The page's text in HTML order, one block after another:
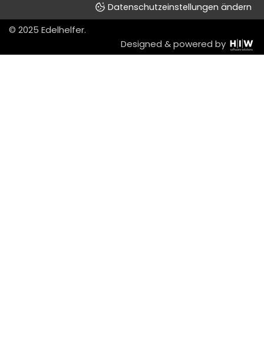
Datenschutzeinstellungen ändern
© 2025 Edelhelfer.
Designed & powered by